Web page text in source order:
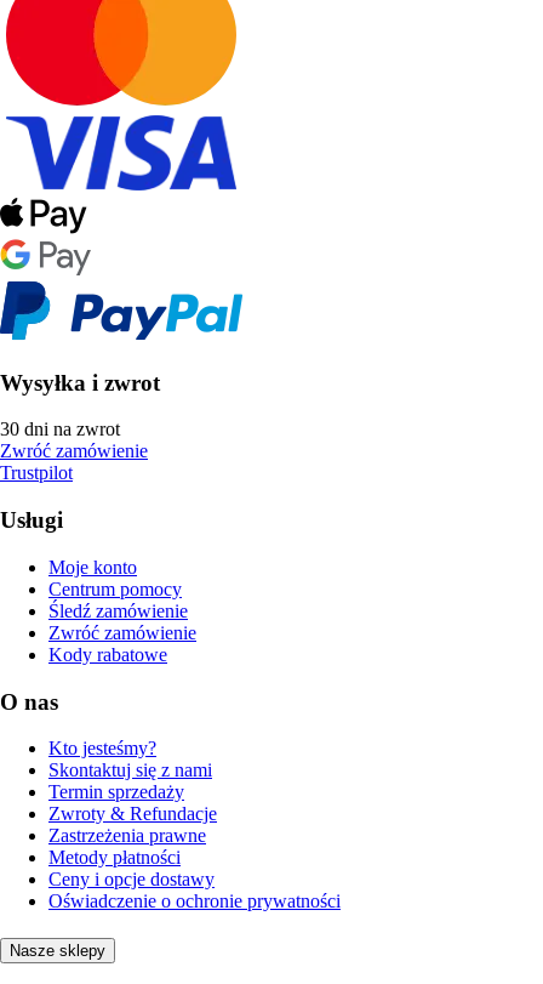
Wysyłka i zwrot
30 dni na zwrot
Zwróć zamówienie
Trustpilot
Usługi
Moje konto
Centrum pomocy
Śledź zamówienie
Zwróć zamówienie
Kody rabatowe
O nas
Kto jesteśmy?
Skontaktuj się z nami
Termin sprzedaży
Zwroty & Refundacje
Zastrzeżenia prawne
Metody płatności
Ceny i opcje dostawy
Oświadczenie o ochronie prywatności
Nasze sklepy